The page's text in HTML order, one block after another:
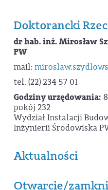
Doktorancki
dr hab. inż. Mirosław
PW
mail:
tel. (22) 234 57 01
Godziny urzędowania:
pokój 232
Wydział Instalacji
Inżynierii Środowiska
Aktualności
Otwarcie/